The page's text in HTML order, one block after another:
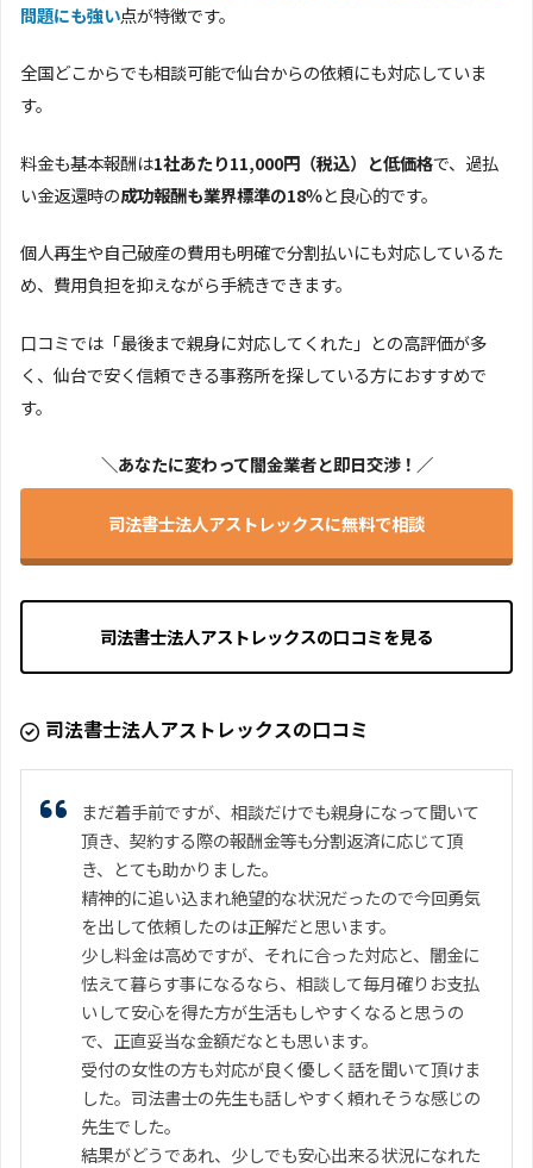
問題にも強い点が特徴です。
全国どこからでも相談可能で仙台からの依頼にも対応していま
す。
料金も基本報酬は1社あたり11,000円（税込）と低価格で、過払
い金返還時の成功報酬も業界標準の18％と良心的です。
個人再生や自己破産の費用も明確で分割払いにも対応しているた
め、費用負担を抑えながら手続きできます。
口コミでは「最後まで親身に対応してくれた」との高評価が多
く、仙台で安く信頼できる事務所を探している方におすすめで
す。
＼あなたに変わって闇金業者と即日交渉！／
司法書士法人アストレックスに無料で相談
司法書士法人アストレックスの口コミを見る
司法書士法人アストレックスの口コミ
まだ着手前ですが、相談だけでも親身になって聞いて
頂き、契約する際の報酬金等も分割返済に応じて頂
き、とても助かりました。
精神的に追い込まれ絶望的な状況だったので今回勇気
を出して依頼したのは正解だと思います。
少し料金は高めですが、それに合った対応と、闇金に
怯えて暮らす事になるなら、相談して毎月確りお支払
いして安心を得た方が生活もしやすくなると思うの
で、正直妥当な金額だなとも思います。
受付の女性の方も対応が良く優しく話を聞いて頂けま
した。司法書士の先生も話しやすく頼れそうな感じの
先生でした。
結果がどうであれ、少しでも安心出来る状況になれた